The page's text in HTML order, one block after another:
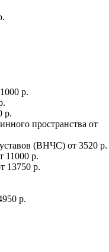
р.
р.
пространства от
(ВНЧС) от 3520 р.
11000 р.
13750 р.
р.